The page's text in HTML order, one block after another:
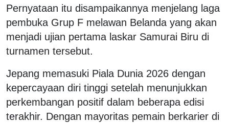
Pernyataan itu disampaikannya menjelang laga
pembuka Grup F melawan Belanda yang akan
menjadi ujian pertama laskar Samurai Biru di
turnamen tersebut.
Jepang memasuki Piala Dunia 2026 dengan
kepercayaan diri tinggi setelah menunjukkan
perkembangan positif dalam beberapa edisi
terakhir. Dengan mayoritas pemain berkarier di